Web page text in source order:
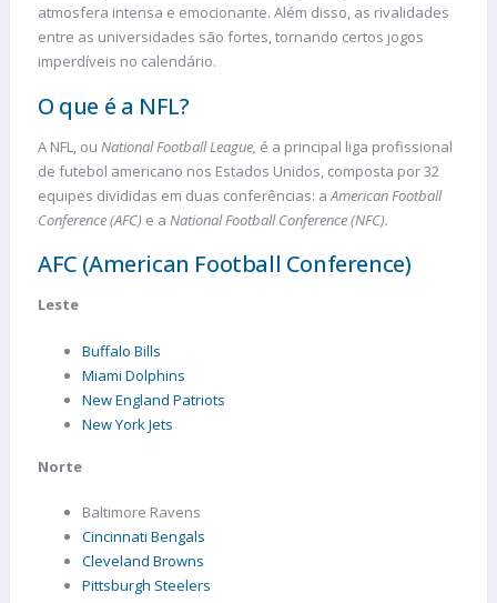
atmosfera intensa e emocionante. Além disso, as rivalidades
entre as universidades são fortes, tornando certos jogos
imperdíveis no calendário.
O que é a NFL?
A NFL, ou National Football League, é a principal liga profissional
de futebol americano nos Estados Unidos, composta por 32
equipes divididas em duas conferências: aAmerican Football
Conference (AFC) e a National Football Conference (NFC).
AFC (American Football Conference)
Leste
Buffalo Bills
Miami Dolphins
New England Patriots
New York Jets
Norte
Baltimore Ravens
Cincinnati Bengals
Cleveland Browns
Pittsburgh Steelers